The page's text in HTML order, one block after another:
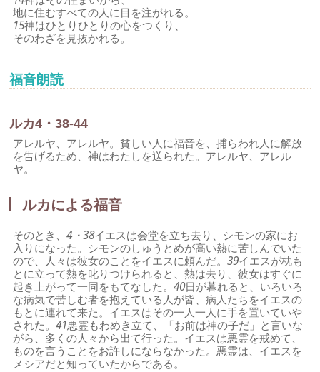
地に住むすべての人に目を注がれる。
15神はひとりひとりの心をつくり、
そのわざを見抜かれる。
福音朗読
ルカ4・38-44
アレルヤ、アレルヤ。貧しい人に福音を、捕らわれ人に解放
を告げるため、神はわたしを送られた。アレルヤ、アレル
ヤ。
ルカによる福音
そのとき、4・38イエスは会堂を立ち去り、シモンの家にお
入りになった。シモンのしゅうとめが高い熱に苦しんでいた
ので、人々は彼女のことをイエスに頼んだ。39イエスが枕も
とに立って熱を叱りつけられると、熱は去り、彼女はすぐに
起き上がって一同をもてなした。40日が暮れると、いろいろ
な病気で苦しむ者を抱えている人が皆、病人たちをイエスの
もとに連れて来た。イエスはその一人一人に手を置いていや
された。41悪霊もわめき立て、「お前は神の子だ」と言いな
がら、多くの人々から出て行った。イエスは悪霊を戒めて、
ものを言うことをお許しにならなかった。悪霊は、イエスを
メシアだと知っていたからである。